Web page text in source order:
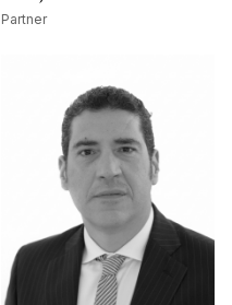
Partner